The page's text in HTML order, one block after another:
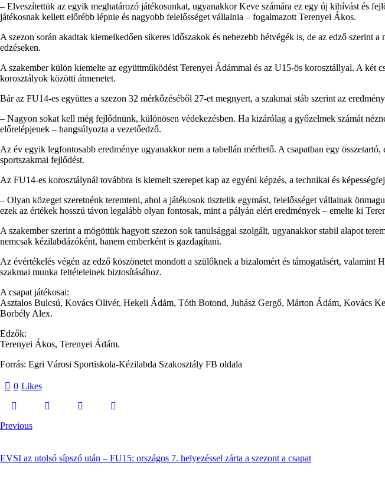
– Elveszítettük az egyik meghatározó játékosunkat, ugyanakkor Keve számára ez egy új kihívást és
játékosnak kellett előrébb lépnie és nagyobb felelősséget vállalnia – fogalmazott Terenyei Ákos.
A szezon során akadtak kiemelkedően sikeres időszakok és nehezebb hétvégék is, de az edző szerint
edzéseken.
A szakember külön kiemelte az együttműködést Terenyei Ádámmal és az U15-ös korosztállyal. A két
korosztályok közötti átmenetet.
Bár az FU14-es együttes a szezon 32 mérkőzéséből 27-et megnyert, a szakmai stáb szerint az
– Nagyon sokat kell még fejlődnünk, különösen védekezésben. Ha kizárólag a győzelmek számát
előrelépjenek – hangsúlyozta a vezetőedző.
Az év egyik legfontosabb eredménye ugyanakkor nem a tabellán mérhető. A csapatban egy
sportszakmai fejlődést.
Az FU14-es korosztálynál továbbra is kiemelt szerepet kap az egyéni képzés, a technikai és
– Olyan közeget szeretnénk teremteni, ahol a játékosok tisztelik egymást, felelősséget vállalnak
ezek az értékek hosszú távon legalább olyan fontosak, mint a pályán elért eredmények – emelte ki
A szakember szerint a mögöttük hagyott szezon sok tanulsággal szolgált, ugyanakkor stabil alapot
nemcsak kézilabdázóként, hanem emberként is gazdagítani.
Az évértékelés végén az edző köszönetet mondott a szülőknek a bizalomért és támogatásért,
szakmai munka feltételeinek biztosításához.
A csapat játékosai:
Asztalos Bulcsú, Kovács Olivér, Hekeli Ádám, Tóth Botond, Juhász Gergő, Márton Ádám, Kovács
Borbély Alex.
Edzők:
Terenyei Ákos, Terenyei Ádám.
Forrás: Egri Városi Sportiskola-Kézilabda Szakosztály FB oldala
0 Likes
Previous
EVSI az utolsó sípszó után – FU15: országos 7. helyezéssel zárta a szezont a csapat